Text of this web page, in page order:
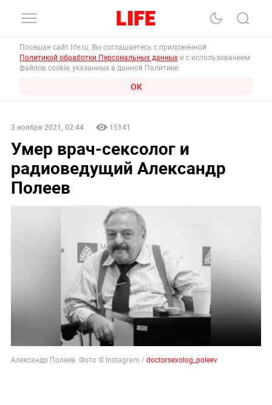
Посещая сайт life.ru, Вы соглашаетесь с приложенной
Политикой обработки Персональных данных и с использованием
файлов cookie, указанных в данной Политике.
ОК
3 ноября 2021, 02:44 15141
Умер врач-сексолог и
радиоведущий Александр
Полеев
Александр Полеев. Фото © Instagram /doctorsexolog_poleev